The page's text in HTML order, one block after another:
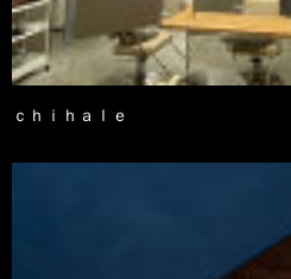
ｃｈｉｈａｌｅ